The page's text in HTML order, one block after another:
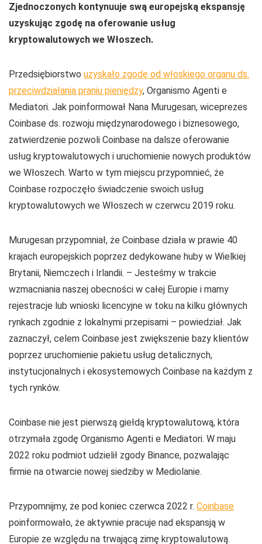
Zjednoczonych kontynuuje swą europejską ekspansję
uzyskując zgodę na oferowanie usług
kryptowalutowych we Włoszech.
Przedsiębiorstwo uzyskało zgodę od włoskiego organu ds.
przeciwdziałania praniu pieniędzy, Organismo Agenti e
Mediatori. Jak poinformował Nana Murugesan, wiceprezes
Coinbase ds. rozwoju międzynarodowego i biznesowego,
zatwierdzenie pozwoli Coinbase na dalsze oferowanie
usług kryptowalutowych i uruchomienie nowych produktów
we Włoszech. Warto w tym miejscu przypomnieć, że
Coinbase rozpoczęło świadczenie swoich usług
kryptowalutowych we Włoszech w czerwcu 2019 roku.
Murugesan przypomniał, że Coinbase działa w prawie 40
krajach europejskich poprzez dedykowane huby w Wielkiej
Brytanii, Niemczech i Irlandii. – Jesteśmy w trakcie
wzmacniania naszej obecności w całej Europie i mamy
rejestracje lub wnioski licencyjne w toku na kilku głównych
rynkach zgodnie z lokalnymi przepisami – powiedział. Jak
zaznaczył, celem Coinbase jest zwiększenie bazy klientów
poprzez uruchomienie pakietu usług detalicznych,
instytucjonalnych i ekosystemowych Coinbase na każdym z
tych rynków.
Coinbase nie jest pierwszą giełdą kryptowalutową, która
otrzymała zgodę Organismo Agenti e Mediatori. W maju
2022 roku podmiot udzielił zgody Binance, pozwalając
firmie na otwarcie nowej siedziby w Mediolanie.
Przypomnijmy, że pod koniec czerwca 2022 r. Coinbase
poinformowało, że aktywnie pracuje nad ekspansją w
Europie ze względu na trwającą zimę kryptowalutową.